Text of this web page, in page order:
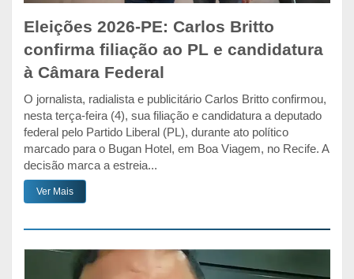
Eleições 2026-PE: Carlos Britto
confirma filiação ao PL e candidatura
à Câmara Federal
O jornalista, radialista e publicitário Carlos Britto confirmou,
nesta terça-feira (4), sua filiação e candidatura a deputado
federal pelo Partido Liberal (PL), durante ato político
marcado para o Bugan Hotel, em Boa Viagem, no Recife. A
decisão marca a estreia...
Ver Mais